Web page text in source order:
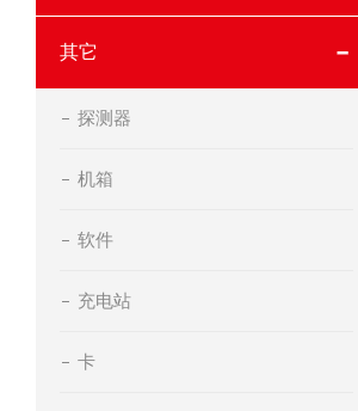
其它
探测器
机箱
软件
充电站
卡